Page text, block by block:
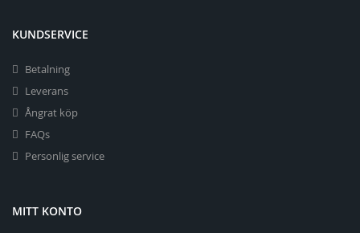
KUNDSERVICE
Betalning
Leverans
Ångrat köp
FAQs
Personlig service
MITT KONTO